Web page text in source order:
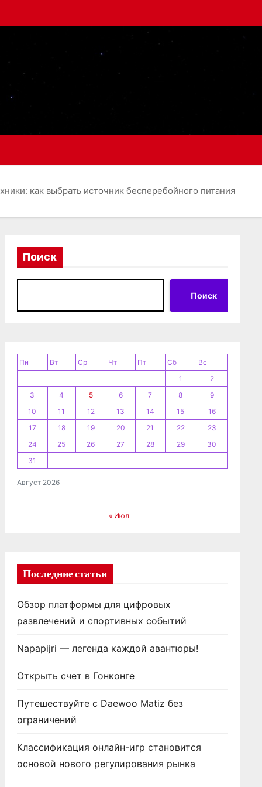
как выбрать источник бесперебойного питания
Поиск
Поиск
Август 2026
Пн Вт Ср Чт Пт Сб
Вс
1
2
3
4 5 6 7 8
9
10
11 12 13 14 15
16
17
18 19 20 21 22
23
24
25 26 27 28 29
30
31
« Июл
Последние статьи
Обзор платформы для цифровых
развлечений и спортивных событий
Napapijri — легенда каждой авантюры!
Открыть счет в Гонконге
Путешествуйте с Daewoo Matiz без
ограничений
Классификация онлайн-игр становится
основой нового регулирования рынка